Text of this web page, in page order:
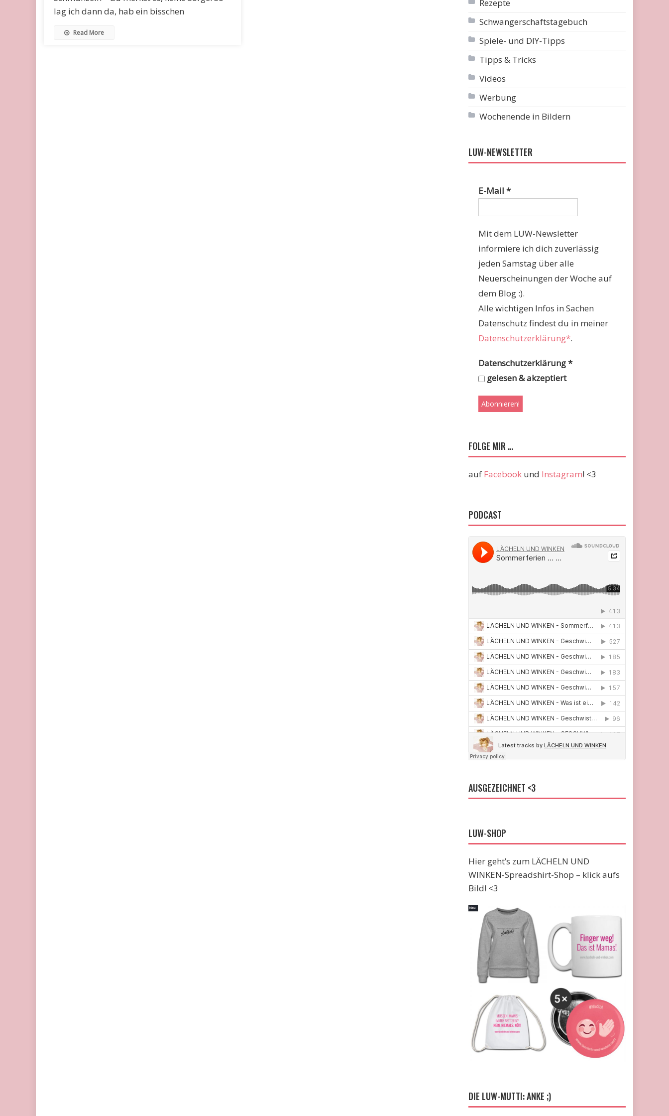
lag ich dann da, hab ein bisschen
Read More
Rezepte
Schwangerschaftstagebuch
Spiele- und DIY-Tipps
Tipps & Tricks
Videos
Werbung
Wochenende in Bildern
LUW-NEWSLETTER
E-Mail*
Mit dem LUW-Newsletter
informiere ich dich zuverlässig
jeden Samstag über alle
Neuerscheinungen der Woche auf
dem Blog :).
Alle wichtigen Infos in Sachen
Datenschutz findest du in meiner
Datenschutzerklärung*.
Datenschutzerklärung*
gelesen & akzeptiert
FOLGE MIR …
auf Facebook und Instagram! <3
PODCAST
AUSGEZEICHNET <3
LUW-SHOP
Hier geht’s zum LÄCHELN UND
WINKEN-Spreadshirt-Shop – klick aufs
Bild! <3
DIE LUW-MUTTI: ANKE ;)